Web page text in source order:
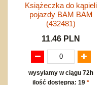
Książeczka do kąpieli
pojazdy BAM BAM
(432481)
11.46 PLN
wysyłamy w ciągu 72h
ilość dostępna: 19 *